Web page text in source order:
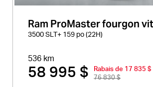
Ram ProMaster fourgon
3500 SLT+ 159 po (22H)
536 km
58 995 $
Rabais de 17 835 $
76 830 $